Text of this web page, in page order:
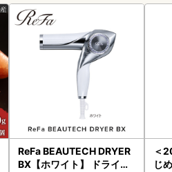
ReFa BEAUTECH DRYER
BX【ホワイト】 ドライヤ
＜
じ